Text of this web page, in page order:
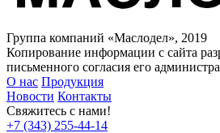
Группа компаний «Маслодел», 2019
Копирование информации с сайта
письменного согласия его
О нас Продукция
Новости Контакты
Свяжитесь с нами!
+7 (343) 255-44-14